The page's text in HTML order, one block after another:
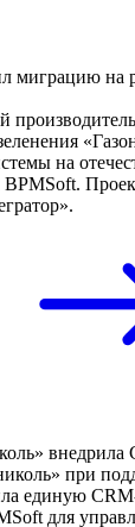
миграцию на
на
внедрила
при
единую
для